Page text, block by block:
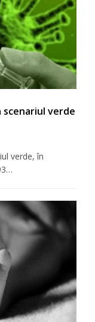
scenariul verde
verde, în